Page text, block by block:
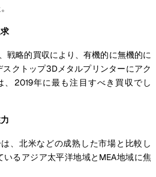
戦略的買収により、有機的に無機的に
クトップ3Dメタルプリンターにアク
、2019年に最も注目すべき買収でし
、北米などの成熟した市場と比較し
るアジア太平洋地域とMEA地域に焦